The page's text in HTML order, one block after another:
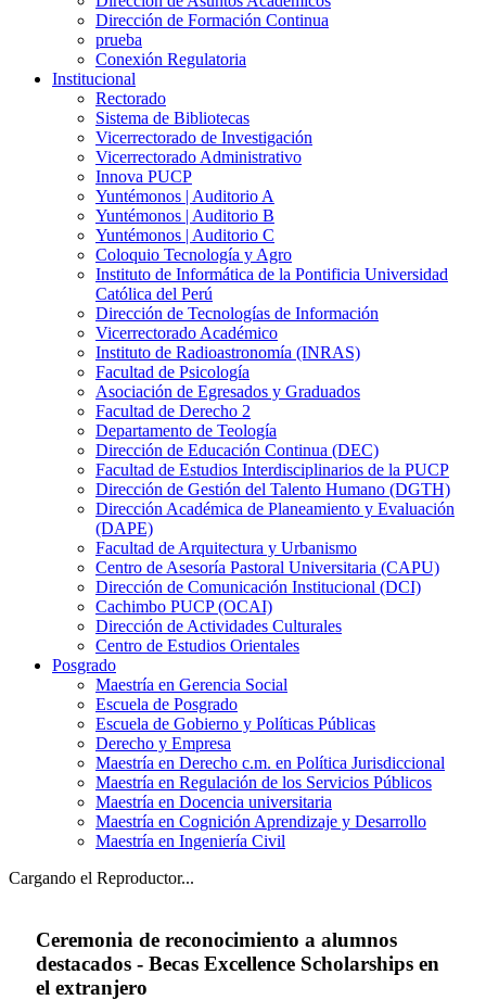
Dirección de Formación Continua
prueba
Conexión Regulatoria
Institucional
Rectorado
Sistema de Bibliotecas
Vicerrectorado de Investigación
Vicerrectorado Administrativo
Innova PUCP
Yuntémonos | Auditorio A
Yuntémonos | Auditorio B
Yuntémonos | Auditorio C
Coloquio Tecnología y Agro
Instituto de Informática de la Pontificia Universidad
Católica del Perú
Dirección de Tecnologías de Información
Vicerrectorado Académico
Instituto de Radioastronomía (INRAS)
Facultad de Psicología
Asociación de Egresados y Graduados
Facultad de Derecho 2
Departamento de Teología
Dirección de Educación Continua (DEC)
Facultad de Estudios Interdisciplinarios de la PUCP
Dirección de Gestión del Talento Humano (DGTH)
Dirección Académica de Planeamiento y Evaluación
(DAPE)
Facultad de Arquitectura y Urbanismo
Centro de Asesoría Pastoral Universitaria (CAPU)
Dirección de Comunicación Institucional (DCI)
Cachimbo PUCP (OCAI)
Dirección de Actividades Culturales
Centro de Estudios Orientales
Posgrado
Maestría en Gerencia Social
Escuela de Posgrado
Escuela de Gobierno y Políticas Públicas
Derecho y Empresa
Maestría en Derecho c.m. en Política Jurisdiccional
Maestría en Regulación de los Servicios Públicos
Maestría en Docencia universitaria
Maestría en Cognición Aprendizaje y Desarrollo
Maestría en Ingeniería Civil
Cargando el Reproductor...
Ceremonia de reconocimiento a alumnos
destacados - Becas Excellence Scholarships en
el extranjero